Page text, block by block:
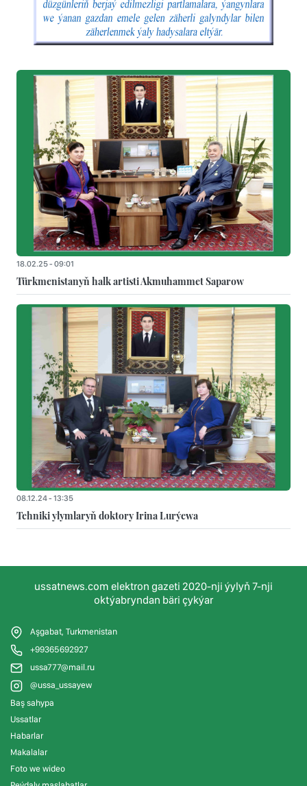
18.02.25 - 09:01
Türkmenistanyň halk artisti Akmuhammet Saparow
08.12.24 - 13:35
Tehniki ylymlaryň doktory Irina Lurýewa
ussatnews.com elektron gazeti 2020-nji ýylyň 7-nji
oktýabryndan bäri çykýar
Aşgabat, Turkmenistan
+99365692927
ussa777@mail.ru
@ussa_ussayew
Baş sahypa
Ussatlar
Habarlar
Makalalar
Foto we wideo